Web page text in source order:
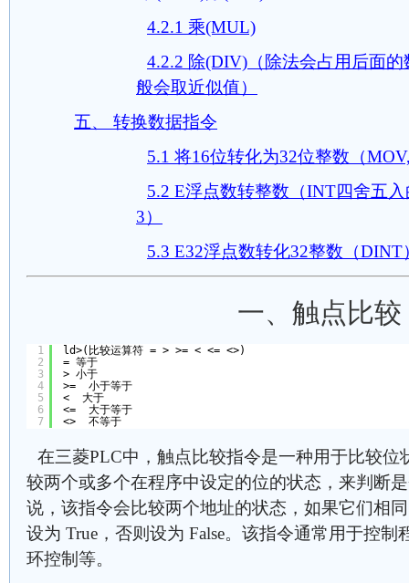
4.2.1 乘(MUL)
4.2.2 除(DIV)（除法会占用后面
般会取近似值）
五、 转换数据指令
5.1 将16位转化为32位整数（
5.2 E浮点数转整数（INT四舍五
3）
5.3 E32浮点数转化32整数（DINT
一、触点比较
1
2
3
4
5
6
7
ld>(比较运算符 = > >= < <= <>)
= 等于
> 小于
>=  小于等于
<  大于
<=  大于等于
<>  不等于
在三菱PLC中，触点比较指令是一种用于比较位
较两个或多个在程序中设定的位的状态，来判断
说，该指令会比较两个地址的状态，如果它们相
设为 True，否则设为 False。该指令通常用于控
环控制等。